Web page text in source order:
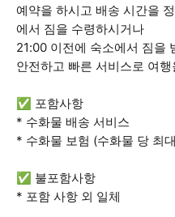
예약을 하시고 배송 시간을
에서 짐을 수령하시거나
21:00 이전에 숙소에서 짐을
안전하고 빠른 서비스로 여
✅ 포함사항
* 수화물 배송 서비스
* 수화물 보험 (수화물 당 최
✅ 불포함사항
* 포함 사항 외 일체